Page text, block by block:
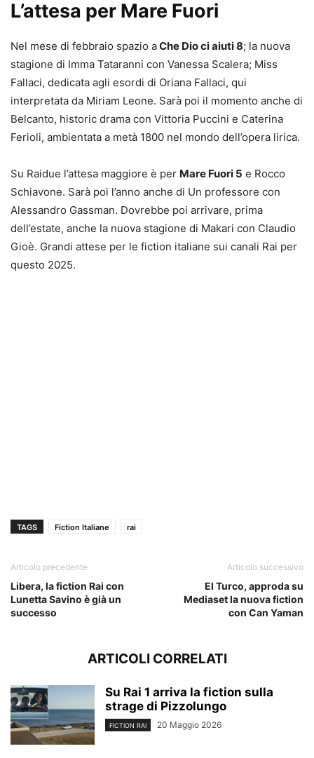
L’attesa per Mare Fuori
Nel mese di febbraio spazio aChe Dio ci aiuti 8; la nuova
stagione di Imma Tataranni con Vanessa Scalera; Miss
Fallaci, dedicata agli esordi di Oriana Fallaci, qui
interpretata da Miriam Leone. Sarà poi il momento anche di
Belcanto, historic drama con Vittoria Puccini e Caterina
Ferioli, ambientata a metà 1800 nel mondo dell’opera lirica.
Su Raidue l’attesa maggiore è per Mare Fuori 5 e Rocco
Schiavone. Sarà poi l’anno anche di Un professore con
Alessandro Gassman. Dovrebbe poi arrivare, prima
dell’estate, anche la nuova stagione di Makari con Claudio
Gioè. Grandi attese per le fiction italiane sui canali Rai per
questo 2025.
TAGS Fiction Italiane rai
Articolo precedente
Libera, la fiction Rai con
Lunetta Savino è già un
successo
Articolo successivo
El Turco, approda su
Mediaset la nuova fiction
con Can Yaman
ARTICOLI CORRELATI
Su Rai 1 arriva la fiction sulla
strage di Pizzolungo
FICTION RAI 20 Maggio 2026